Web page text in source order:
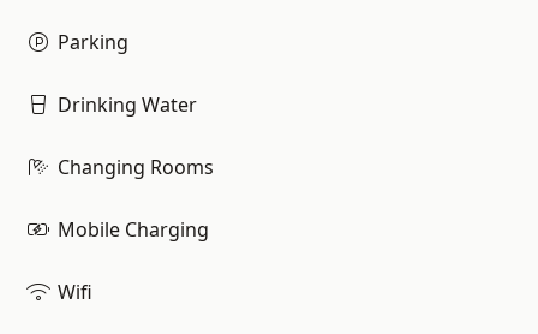
Parking
Drinking Water
Changing Rooms
Mobile Charging
Wifi